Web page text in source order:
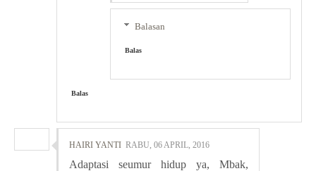
Balasan
Balas
Balas
HAIRI YANTI RABU, 06 APRIL, 2016
Adaptasi seumur hidup ya, Mbak,